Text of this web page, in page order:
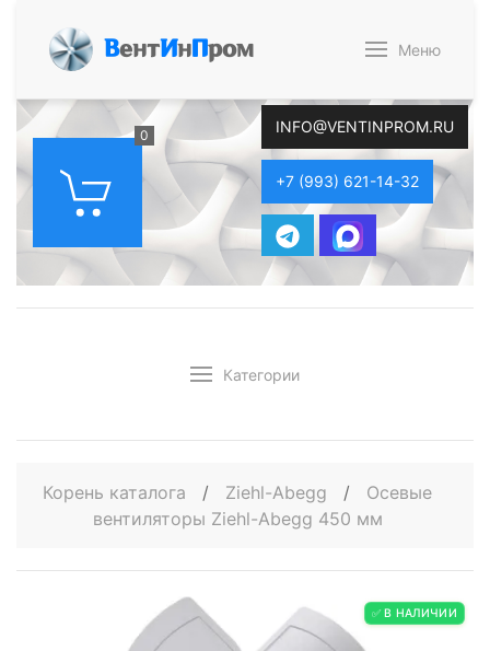
ВентИнПром Меню
0 INFO@VENTINPROM.RU
+7 (993) 621-14-32
Категории
Корень каталога / Ziehl-Abegg /
Осевые
вентиляторы Ziehl-Abegg 450 мм
✅ В НАЛИЧИИ